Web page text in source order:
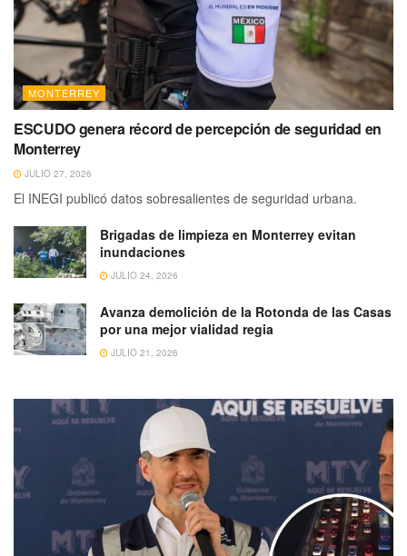
MONTERREY
ESCUDO genera récord de percepción de seguridad en
Monterrey
JULIO 27, 2026
El INEGI publicó datos sobresalientes de seguridad urbana.
Brigadas de limpieza en Monterrey evitan
inundaciones
JULIO 24, 2026
Avanza demolición de la Rotonda de las Casas
por una mejor vialidad regia
JULIO 21, 2026